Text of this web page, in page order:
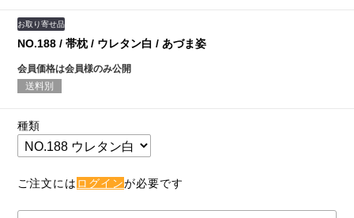
お取り寄せ品
NO.188 / 帯枕 / ウレタン白 / あづま姿
会員価格は会員様のみ公開
送料別
種類
ご注文には ログインが必要です